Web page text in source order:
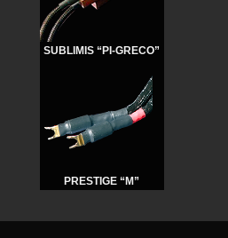
SUBLIMIS “PI-GRECO”
PRESTIGE “M”